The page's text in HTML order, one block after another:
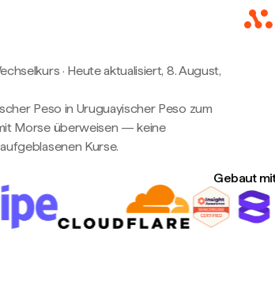
· Heute aktualisiert, 8. August,
Peso in Uruguayischer Peso zum
Morse überweisen — keine
Kurse.
Gebaut